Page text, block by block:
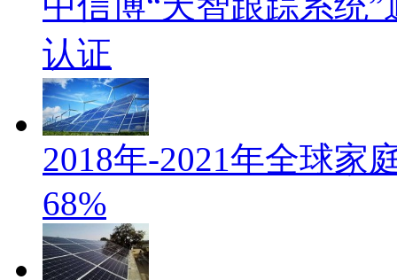
认证
2018年-2021年全球家
68%